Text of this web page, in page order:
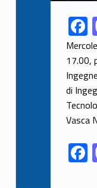
Link identifier share facebook archive #share-link-archive-49757F
e
o
o
k
17.00,
di
Vasca
F